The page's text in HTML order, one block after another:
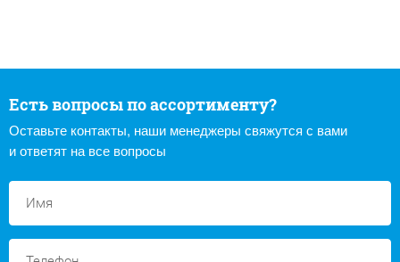
Есть вопросы по ассортименту?
Оставьте контакты, наши менеджеры свяжутся с вами
и ответят на все вопросы